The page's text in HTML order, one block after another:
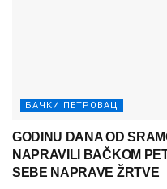
БАЧКИ ПЕТРОВАЦ
GODINU DANA OD
NAPRAVILI BAČKOM
SEBE NAPRAVE ŽRTVE